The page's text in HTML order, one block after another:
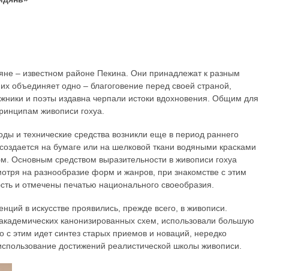
– известном районе Пекина. Они принадлежат к разным
объединяет одно – благоговение перед своей страной,
и поэты издавна черпали истоки вдохновения. Общим для
живописи гохуа.
и технические средства возникли еще в период раннего
на бумаге или на шелковой ткани водяными красками
Основным средством выразительности в живописи гохуа
на разнообразие форм и жанров, при знакомстве с этим
и отмечены печатью национального своеобразия.
в искусстве проявились, прежде всего, в живописи.
канонизированных схем, использовали большую
этим идет синтез старых приемов и новаций, нередко
достижений реалистической школы живописи.